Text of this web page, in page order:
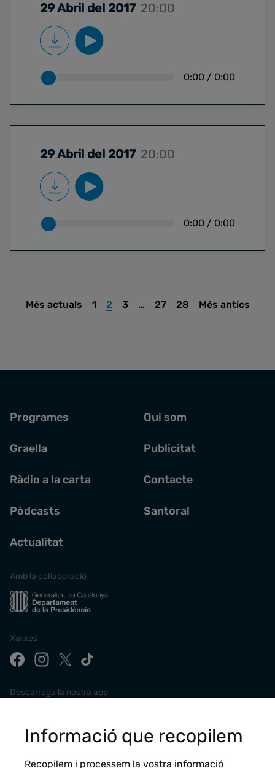
29 Abril del 2017 20:00
0:00 / 0:00
29 Abril del 2017 20:00
0:00 / 0:00
Més actuals 1 2 3 … 27 28 Més antics
Programes
Graella
Ràdio a la carta
Pòdcasts
Actualitat
Qui som
Publicitat
Contacte
Santoral
Amb la col·laboració
Xarxes
Descarrega la nostra app
Informació que recopilem
Recopilem i processem la vostra informació